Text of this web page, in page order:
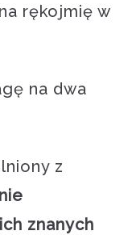
rękojmię w
na dwa
z
nie
znanych